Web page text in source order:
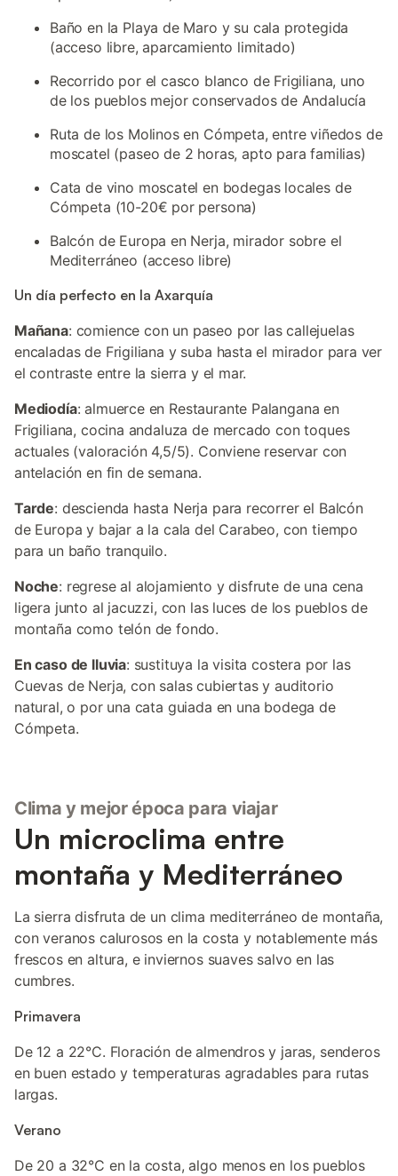
Baño en la Playa de Maro y su cala protegida
(acceso libre, aparcamiento limitado)
Recorrido por el casco blanco de Frigiliana, uno
de los pueblos mejor conservados de Andalucía
Ruta de los Molinos en Cómpeta, entre viñedos de
moscatel (paseo de 2 horas, apto para familias)
Cata de vino moscatel en bodegas locales de
Cómpeta (10-20€ por persona)
Balcón de Europa en Nerja, mirador sobre el
Mediterráneo (acceso libre)
Un día perfecto en la Axarquía
Mañana: comience con un paseo por las callejuelas
encaladas de Frigiliana y suba hasta el mirador para ver
el contraste entre la sierra y el mar.
Mediodía: almuerce en Restaurante Palangana en
Frigiliana, cocina andaluza de mercado con toques
actuales (valoración 4,5/5). Conviene reservar con
antelación en fin de semana.
Tarde: descienda hasta Nerja para recorrer el Balcón
de Europa y bajar a la cala del Carabeo, con tiempo
para un baño tranquilo.
Noche: regrese al alojamiento y disfrute de una cena
ligera junto al jacuzzi, con las luces de los pueblos de
montaña como telón de fondo.
En caso de lluvia: sustituya la visita costera por las
Cuevas de Nerja, con salas cubiertas y auditorio
natural, o por una cata guiada en una bodega de
Cómpeta.
Clima y mejor época para viajar
Un microclima entre
montaña y Mediterráneo
La sierra disfruta de un clima mediterráneo de montaña,
con veranos calurosos en la costa y notablemente más
frescos en altura, e inviernos suaves salvo en las
cumbres.
Primavera
De 12 a 22°C. Floración de almendros y jaras, senderos
en buen estado y temperaturas agradables para rutas
largas.
Verano
De 20 a 32°C en la costa, algo menos en los pueblos